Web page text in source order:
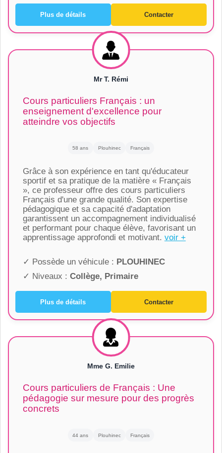
Plus de détails Contacter
Mr T. Rémi
Cours particuliers Français : un
enseignement d'excellence pour
atteindre vos objectifs
58 ans Plouhinec Français
Grâce à son expérience en tant qu'éducateur
sportif et sa pratique de la matière « Français
», ce professeur offre des cours particuliers
Français d'une grande qualité. Son expertise
pédagogique et sa capacité d'adaptation
garantissent un accompagnement individualisé
et performant pour chaque élève, favorisant un
apprentissage approfondi et motivant. voir +
✓ Possède un véhicule : PLOUHINEC
✓ Niveaux : Collège, Primaire
Plus de détails Contacter
Mme G. Emilie
Cours particuliers de Français : Une
pédagogie sur mesure pour des progrès
concrets
44 ans Plouhinec Français